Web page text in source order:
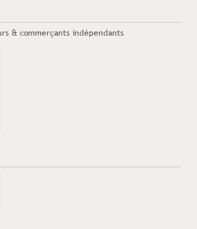
& commerçants indépendants